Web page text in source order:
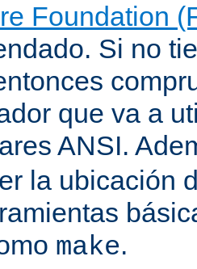
Foundation
Si no
que va a
ANSI.
la ubicación
make.